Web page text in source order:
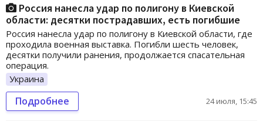
Россия нанесла удар по полигону в Киевской
области: десятки пострадавших, есть погибшие
Россия нанесла удар по полигону в Киевской области, где
проходила военная выставка. Погибли шесть человек,
десятки получили ранения, продолжается спасательная
операция.
Украина
Подробнее 24 июля, 15:45